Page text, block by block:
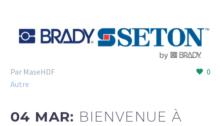
0
Par MaseHDF
Autre
04 MAR: BIENVENUE À